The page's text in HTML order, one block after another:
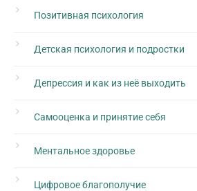
Позитивная психология
Детская психология и подростки
Депрессия и как из неё выходить
Самооценка и принятие себя
Ментальное здоровье
Цифровое благополучие